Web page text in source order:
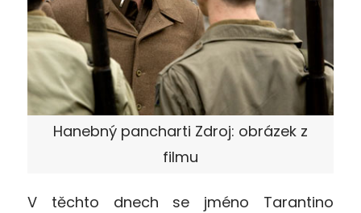
Hanebný pancharti Zdroj: obrázek z
filmu
V těchto dnech se jméno Tarantino